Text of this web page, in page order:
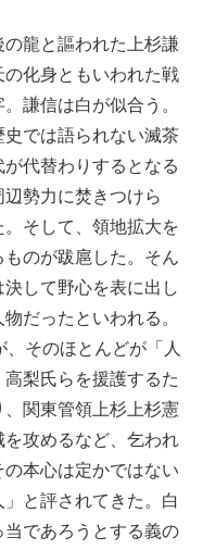
龍と謳われた上杉謙
化身ともいわれた戦
謙信は白が似合う。
では語られない滅茶
代替わりするとなる
勢力に焚きつけら
そして、領地拡大を
のが跋扈した。そん
して野心を表に出し
だったといわれる。
そのほとんどが「人
梨氏らを援護するた
関東管領上杉上杉憲
攻めるなど、乞われ
本心は定かではない
と評されてきた。白
であろうとする義の